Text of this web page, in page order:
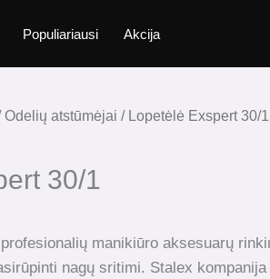
Populiariausi Akcija
Odelių atstūmėjai / Lopetėlė Exspert 30/1
30/1
manikiūro aksesuarų
nagų sritimi. Stalex kompanija